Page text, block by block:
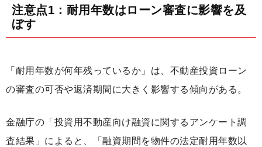
注意点1：耐用年数はローン審査に影響を及
ぼす
「耐用年数が何年残っているか」は、不動産投資ローン
の審査の可否や返済期間に大きく影響する傾向がある。
金融庁の「投資用不動産向け融資に関するアンケート調
査結果」によると、「融資期間を物件の法定耐用年数以